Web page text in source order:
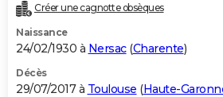
Créer une cagnotte obsèques
Naissance
24/02/1930 à Nersac(Charente)
Décès
29/07/2017 à Toulouse (Haute-